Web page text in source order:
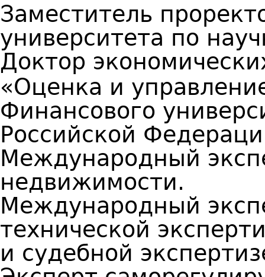
Заместитель
университета по
Доктор
«Оценка и
Финансового
Российской
Международный
недвижимости.
Международный
технической
и судебной